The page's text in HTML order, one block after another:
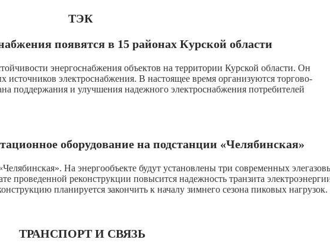
ТЭК
появятся в 15 районах Курской области
энергоснабжения объектов на территории Курской области. Он
источников электроснабжения. В настоящее время организуются торгово-
поддержания и улучшения надежного электроснабжения потребителей
оборудование на подстанции «Челябинская»
На энергообъекте будут установлены три современных
проведенной реконструкции повысится надежность транзита
планируется закончить к началу зимнего сезона пиковых нагрузок.
ТРАНСПОРТ И СВЯЗЬ